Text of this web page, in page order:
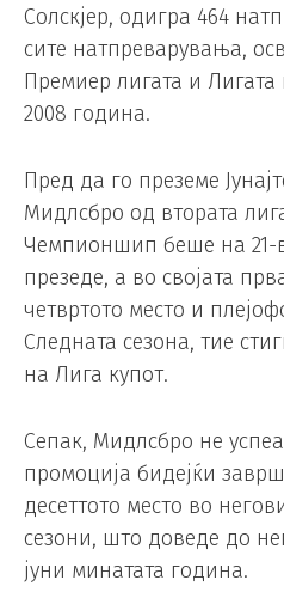
Солскјер, одигра 464
сите натпреварувања,
Премиер лигата и
2008 година.
Пред да го преземе
Мидлсбро од втората
Чемпионшип беше на 21-
презеде, а во својата
четвртото место и
Следната сезона, тие
на Лига купот.
Сепак, Мидлсбро не
промоција бидејќи
десеттото место во
сезони, што доведе до
јуни минатата година.